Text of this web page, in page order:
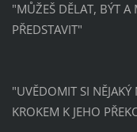
"MŮŽEŠ DĚLAT, BÝT A
PŘEDSTAVIT"
"UVĚDOMIT SI NĚJAKÝ
KROKEM K JEHO